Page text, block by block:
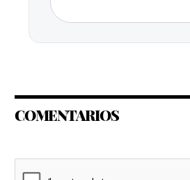
COMENTARIOS